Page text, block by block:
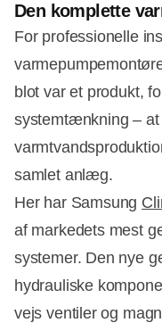
Den komplette
For professionelle
blot var et produkt,
systemtænkning –
samlet anlæg.
Her har Samsung
af markedets mest
systemer. Den nye
hydrauliske
vejs ventiler og